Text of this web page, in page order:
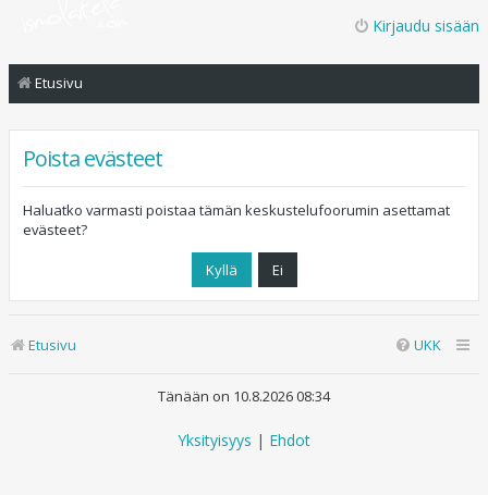
Kirjaudu sisään
Etusivu
Poista evästeet
Haluatko varmasti poistaa tämän keskustelufoorumin asettamat
evästeet?
Etusivu UKK
Tänään on 10.8.2026 08:34
Yksityisyys | Ehdot